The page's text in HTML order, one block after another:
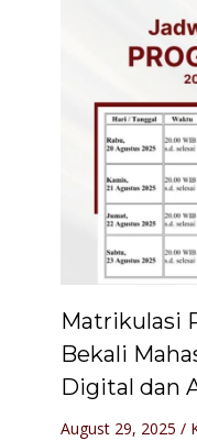
Matrikulasi
Bekali
Digital dan
August 29, 2025 /